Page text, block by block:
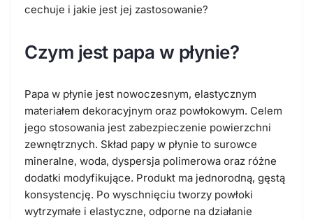
cechuje i jakie jest jej zastosowanie?
Czym jest papa w płynie?
Papa w płynie jest nowoczesnym, elastycznym
materiałem dekoracyjnym oraz powłokowym. Celem
jego stosowania jest zabezpieczenie powierzchni
zewnętrznych. Skład papy w płynie to surowce
mineralne, woda, dyspersja polimerowa oraz różne
dodatki modyfikujące. Produkt ma jednorodną, gęstą
konsystencję. Po wyschnięciu tworzy powłoki
wytrzymałe i elastyczne, odporne na działanie